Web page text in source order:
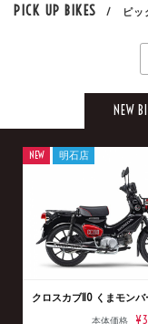
PICK UP BIKES / ピッ
NEW
クロスカブ110 くまモン
本体価格
NEW 明石店